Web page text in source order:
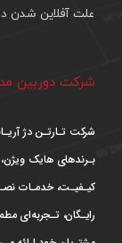
علت آفلاین شدن
شرکت دوربین
شرکت تـارتـن دژ
بـرندهای هایک
کیـفیـت، خدمـات
رایـگان، تـجربه‌ای